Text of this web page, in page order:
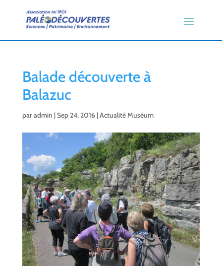
Balade découverte à
Balazuc
paradmin |Sep 24, 2016|Actualité Muséum